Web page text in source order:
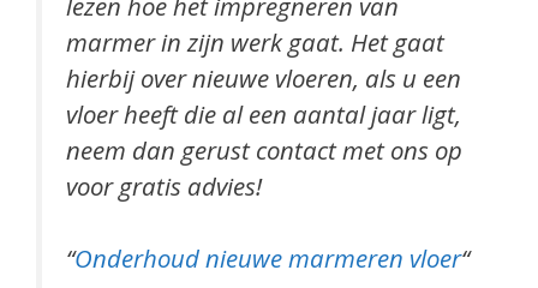
marmer in zijn werk gaat. Het gaat
hierbij over nieuwe vloeren, als u een
vloer heeft die al een aantal jaar ligt,
neem dan gerust contact met ons op
voor gratis advies!
“Onderhoud nieuwe marmeren vloer“